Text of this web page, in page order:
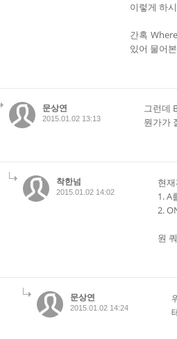
이렇게 하
간혹
있어 물어
문상연
2015.01.02 13:13
그런데
뭔가가
착한넘
2015.01.02 14:02
현
1. A
2.
원
문상연
2015.01.02 14:24